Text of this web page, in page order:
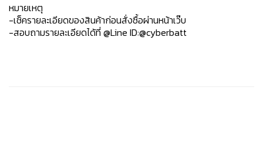
หมายเหตุ
-เช็ครายละเอียดของสินค้าก่อนสั่งซื้อผ่านหน้าเว๊บ
-สอบถามรายละเอียดได้ที่ @Line ID:@cyberbatt